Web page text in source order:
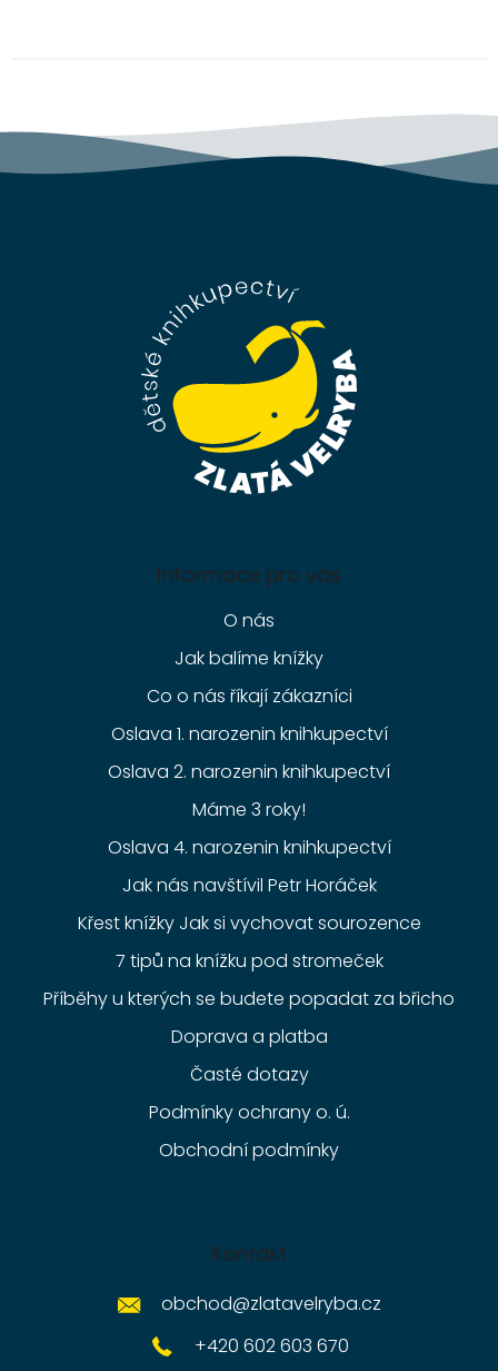
Informace pro vás
O nás
Jak balíme knížky
Co o nás říkají zákazníci
Oslava 1. narozenin knihkupectví
Oslava 2. narozenin knihkupectví
Máme 3 roky!
Oslava 4. narozenin knihkupectví
Jak nás navštívil Petr Horáček
Křest knížky Jak si vychovat sourozence
7 tipů na knížku pod stromeček
Příběhy u kterých se budete popadat za břicho
Doprava a platba
Časté dotazy
Podmínky ochrany o. ú.
Obchodní podmínky
Kontakt
obchod@zlatavelryba.cz
+420 602 603 670